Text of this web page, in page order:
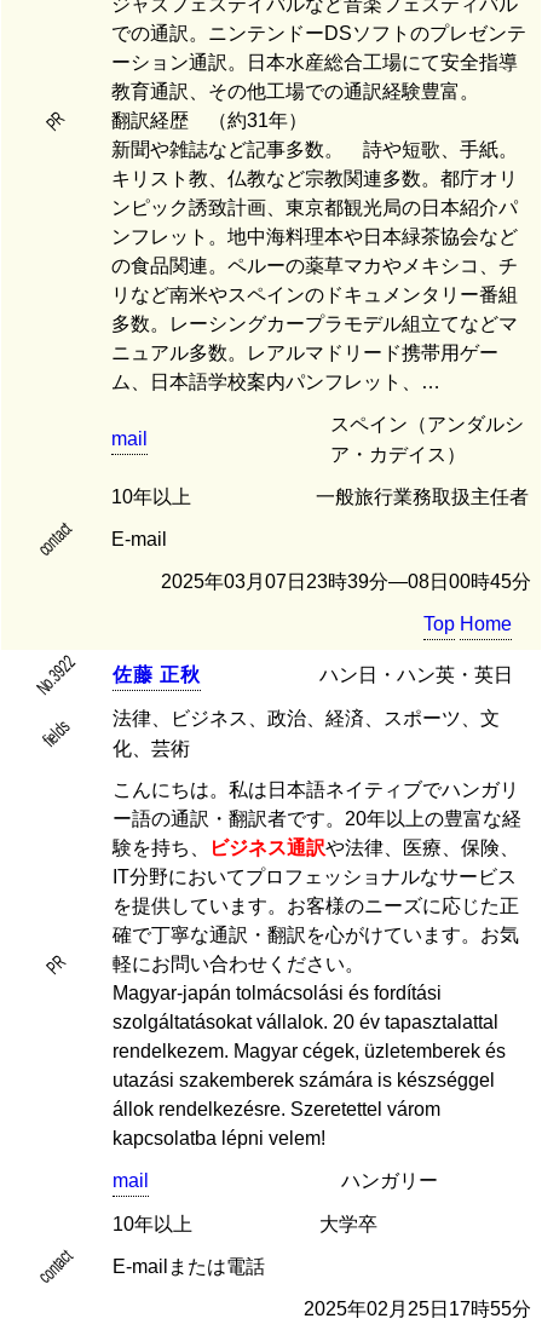
PR
ジャズフェステイバルなど音楽フェスティバル
での通訳。ニンテンドーDSソフトのプレゼンテ
ーション通訳。日本水産総合工場にて安全指導
教育通訳、その他工場での通訳経験豊富。
翻訳経歴 （約31年）
新聞や雑誌など記事多数。 詩や短歌、手紙。
キリスト教、仏教など宗教関連多数。都庁オリ
ンピック誘致計画、東京都観光局の日本紹介パ
ンフレット。地中海料理本や日本緑茶協会など
の食品関連。ペルーの薬草マカやメキシコ、チ
リなど南米やスペインのドキュメンタリー番組
多数。レーシングカープラモデル組立てなどマ
ニュアル多数。レアルマドリード携帯用ゲー
ム、日本語学校案内パンフレット、…
mail
スペイン（アンダルシ
ア・カデイス）
10年以上 一般旅行業務取扱主任者
contact E-mail
2025年03月07日23時39分―08日00時45分
Top Home
No.3922 佐藤 正秋 ハン日・ハン英・英日
fields
法律、ビジネス、政治、経済、スポーツ、文
化、芸術
PR
こんにちは。私は日本語ネイティブでハンガリ
ー語の通訳・翻訳者です。20年以上の豊富な経
験を持ち、
ビジネス通訳や法律、医療、保険、
IT分野においてプロフェッショナルなサービス
を提供しています。お客様のニーズに応じた正
確で丁寧な通訳・翻訳を心がけています。お気
軽にお問い合わせください。
Magyar-japán tolmácsolási és fordítási
szolgáltatásokat vállalok. 20 év tapasztalattal
rendelkezem. Magyar cégek, üzletemberek és
utazási szakemberek számára is készséggel
állok rendelkezésre. Szeretettel várom
kapcsolatba lépni velem!
mail ハンガリー
10年以上 大学卒
contact E-mailまたは電話
2025年02月25日17時55分